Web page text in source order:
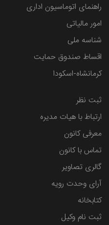
راهنمای اتوماسیون اداری
امور مالیاتی
شناسه ملی
اقساط صندوق حمایت
کرمانشاه-اسکودا
ثبت نظر
ارتباط با هیات مدیره
معرفی کانون
تماس با کانون
گالری تصاویر
آرای وحدت رویه
کتابخانه
ثبت نام وکیل